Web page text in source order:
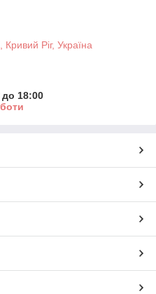
Ріг, Україна
до 18:00